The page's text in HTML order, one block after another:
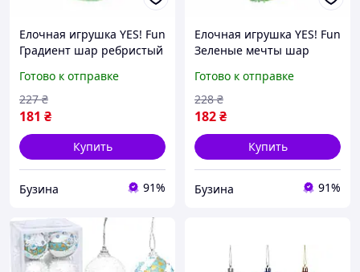
Елочная игрушка YES! Fun
Градиент шар ребристый
Готово к отправке
181 ₴
227 ₴
Купить
Бузина 91%
Елочная игрушка YES! Fun
Зеленые мечты шар
buzyna
Готово к отправке
182₴
228 ₴
Купить
Бузина 91%